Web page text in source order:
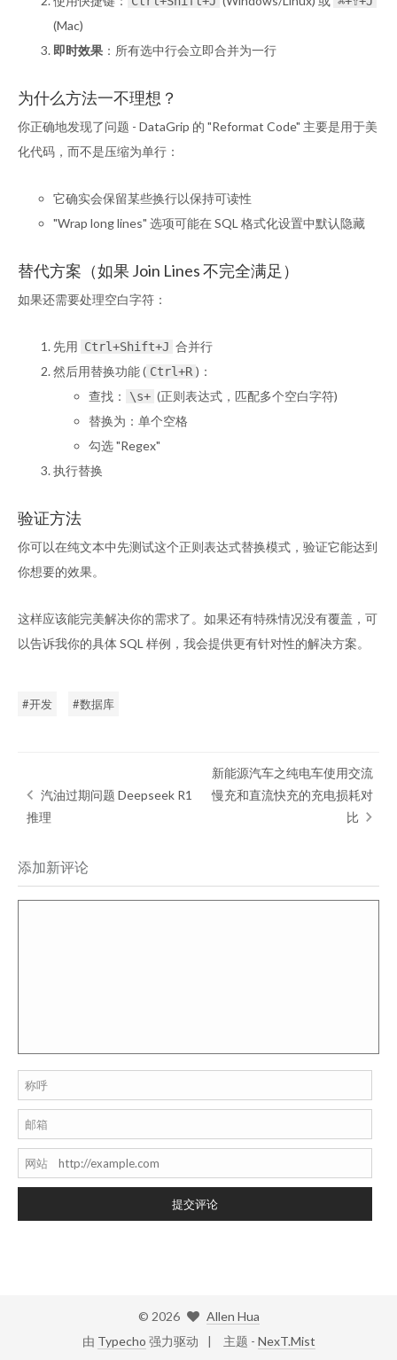
(Mac)
即时效果 ：所有选中行会立即合并为一行
为什么方法一不理想？
你正确地发现了问题 - DataGrip 的 "Reformat Code" 主要是用于美
化代码，而不是压缩为单行：
它确实会保留某些换行以保持可读性
"Wrap long lines" 选项可能在 SQL 格式化设置中默认隐藏
替代方案（如果 Join Lines 不完全满足）
如果还需要处理空白字符：
先用 Ctrl+Shift+J 合并行
然后用替换功能 ( Ctrl+R )：
查找：
\s+ (正则表达式，匹配多个空白字符)
替换为：单个空格
勾选 "Regex"
执行替换
验证方法
你可以在纯文本中先测试这个正则表达式替换模式，验证它能达到
你想要的效果。
这样应该能完美解决你的需求了。如果还有特殊情况没有覆盖，可
以告诉我你的具体 SQL 样例，我会提供更有针对性的解决方案。
开发 数据库
汽油过期问题 Deepseek R1
推理
新能源汽车之纯电车使用交流
慢充和直流快充的充电损耗对
比
添加新评论
称呼
邮箱
网站
提交评论
© 2026
Allen Hua
由 Typecho 强力驱动 主题 - NexT.Mist